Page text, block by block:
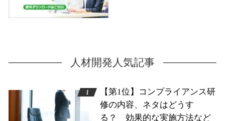
人材開発人気記事
【第1位】コンプライアンス研
修の内容、ネタはどうす
る？ 効果的な実施方法など